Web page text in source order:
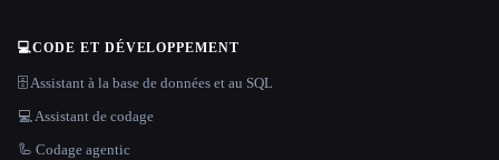
💻CODE ET DÉVELOPPEMENT
🗄️ Assistant à la base de données et au SQL
💻 Assistant de codage
🦾 Codage agentic